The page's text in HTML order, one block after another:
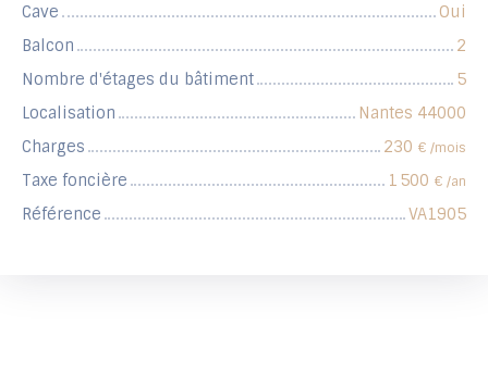
Cave
Oui
Balcon
2
Nombre d'étages du bâtiment
5
Localisation
Nantes 44000
Charges
230 € /mois
Taxe foncière 1 500 € /an
Référence VA1905